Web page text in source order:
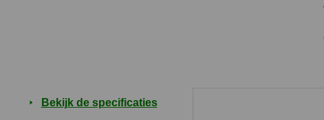
Bekijk de specificaties